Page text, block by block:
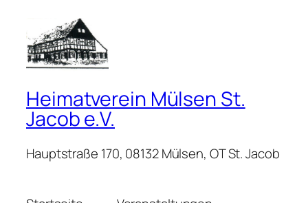
Heimatverein Mülsen St.
Jacob e.V.
Hauptstraße 170, 08132 Mülsen, OT St. Jacob